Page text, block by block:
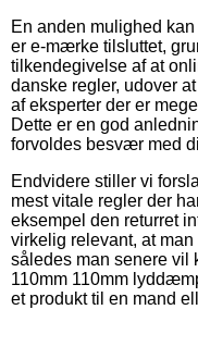
En anden mulighed
er e-mærke tilsluttet,
tilkendegivelse af at
danske regler, udover
af eksperter der er
Dette er en god
forvoldes besvær med
Endvidere stiller vi
mest vitale regler der
eksempel den returret
virkelig relevant, at
således man senere vil
110mm 110mm
et produkt til en mand